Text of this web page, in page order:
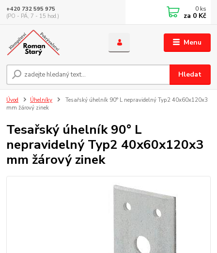
Menu
Hledat
+420 732 595 975
(PO - PÁ, 7 - 15 hod.)
0 ks
za 0 Kč
Úvod Úhelníky
Tesařský úhelník 90° L nepravidelný Typ2 40x60x120x3
mm žárový zinek
Tesařský úhelník 90° L
nepravidelný Typ2 40x60x120x3
mm žárový zinek